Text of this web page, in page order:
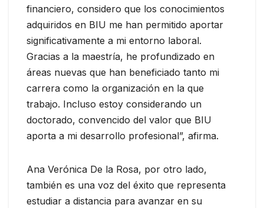
financiero, considero que los conocimientos
adquiridos en BIU me han permitido aportar
significativamente a mi entorno laboral.
Gracias a la maestría, he profundizado en
áreas nuevas que han beneficiado tanto mi
carrera como la organización en la que
trabajo. Incluso estoy considerando un
doctorado, convencido del valor que BIU
aporta a mi desarrollo profesional”, afirma.
Ana Verónica De la Rosa, por otro lado,
también es una voz del éxito que representa
estudiar a distancia para avanzar en su